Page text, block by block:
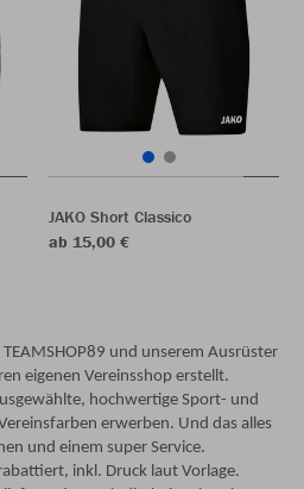
JAKO Short Classico
ab 15,00 €
und unserem Ausrüster
eigenen Vereinsshop erstellt.
hochwertige Sport- und
erwerben. Und das alles
und einem super Service.
inkl. Druck laut Vorlage.